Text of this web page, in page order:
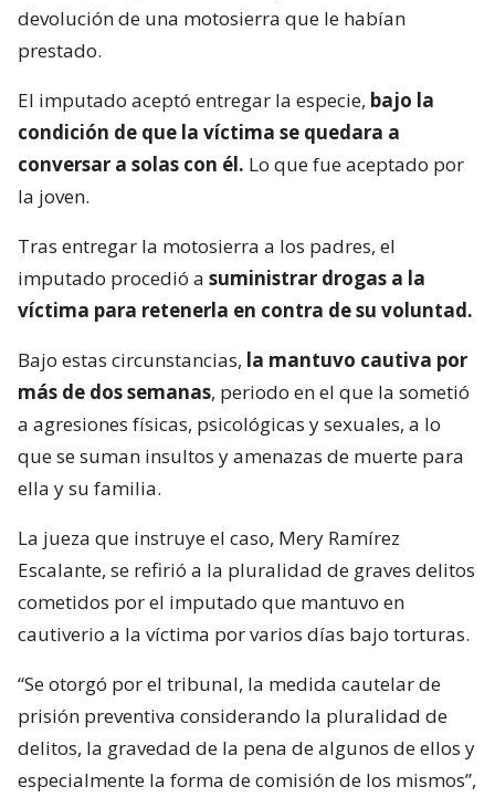
devolución de una motosierra que le habían
prestado.
El imputado aceptó entregar la especie, bajo la
condición de que la víctima se quedara a
conversar a solas con él. Lo que fue aceptado por
la joven.
Tras entregar la motosierra a los padres, el
imputado procedió a suministrar drogas a la
víctima para retenerla en contra de su voluntad.
Bajo estas circunstancias, la mantuvo cautiva por
más de dos semanas, periodo en el que la sometió
a agresiones físicas, psicológicas y sexuales, a lo
que se suman insultos y amenazas de muerte para
ella y su familia.
La jueza que instruye el caso, Mery Ramírez
Escalante, se refirió a la pluralidad de graves delitos
cometidos por el imputado que mantuvo en
cautiverio a la víctima por varios días bajo torturas.
“Se otorgó por el tribunal, la medida cautelar de
prisión preventiva considerando la pluralidad de
delitos, la gravedad de la pena de algunos de ellos y
especialmente la forma de comisión de los mismos”,